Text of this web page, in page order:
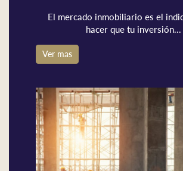
El mercado inmobiliario es el
hacer que tu inversión...
Ver mas